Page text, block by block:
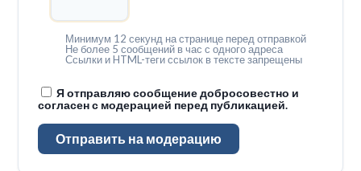
Минимум 12 секунд на странице перед отправкой
Не более 5 сообщений в час с одного адреса
Ссылки и HTML-теги ссылок в тексте запрещены
Я отправляю сообщение добросовестно и
согласен с модерацией перед публикацией.
Отправить на модерацию